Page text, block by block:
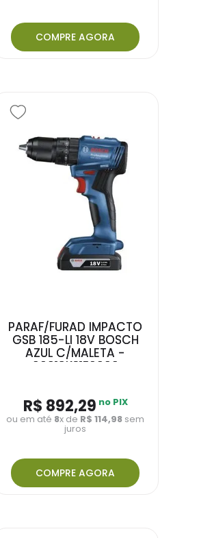
COMPRE AGORA
PARAF/FURAD IMPACTO
GSB 185-LI 18V BOSCH
AZUL C/MALETA -
06019K31E6000
R$ 892,29 no PIX
ou em até 8x de R$ 114,98 sem
juros
COMPRE AGORA